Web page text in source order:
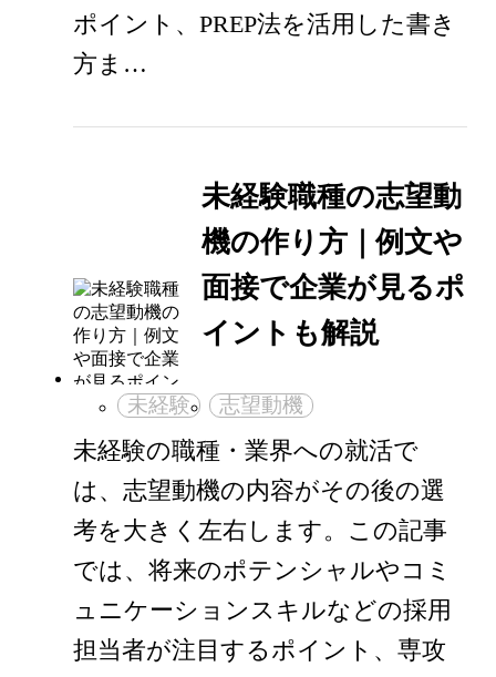
ポイント、PREP法を活用した書き
方ま…
未経験職種の志望動
機の作り方｜例文や
面接で企業が見るポ
イントも解説
未経験 志望動機
未経験の職種・業界への就活で
は、志望動機の内容がその後の選
考を大きく左右します。この記事
では、将来のポテンシャルやコミ
ュニケーションスキルなどの採用
担当者が注目するポイント、専攻